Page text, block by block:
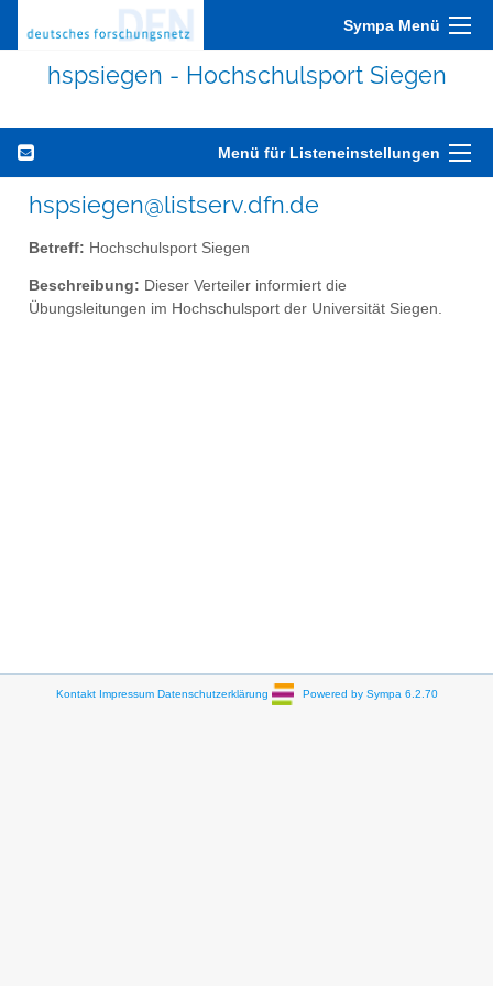
Sympa Menü
hspsiegen - Hochschulsport Siegen
Menü für Listeneinstellungen
hspsiegen@listserv.dfn.de
Betreff: Hochschulsport Siegen
Beschreibung: Dieser Verteiler informiert die
Übungsleitungen im Hochschulsport der Universität Siegen.
Kontakt Impressum Datenschutzerklärung Powered by Sympa 6.2.70